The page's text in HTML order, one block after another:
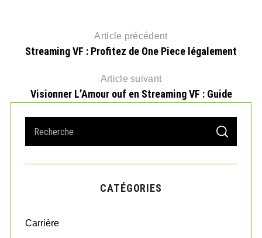
Article précédent
Streaming VF : Profitez de One Piece légalement
Article suivant
Visionner L’Amour ouf en Streaming VF : Guide
r
o
S
A
C
CATÉGORIES
Carrière